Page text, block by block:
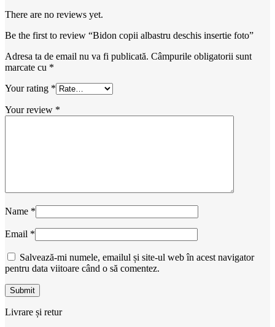
There are no reviews yet.
Be the first to review “Bidon copii albastru deschis insertie foto”
Adresa ta de email nu va fi publicată. Câmpurile obligatorii sunt
marcate cu *
Your rating *
Your review *
Name *
Email *
Salvează-mi numele, emailul și site-ul web în acest navigator
pentru data viitoare când o să comentez.
Livrare și retur